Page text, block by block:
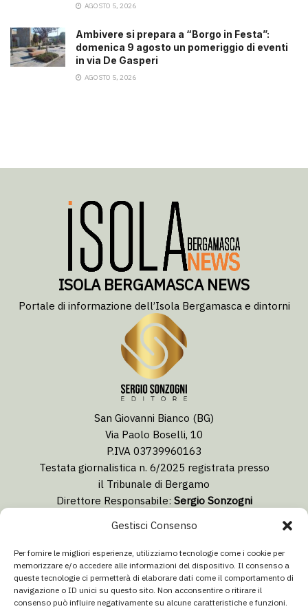
Gestisci Consenso
Per fornire le migliori esperienze, utilizziamo tecnologie come i cookie per
memorizzare e/o accedere alle informazioni del dispositivo. Il consenso a
queste tecnologie ci permetterà di elaborare dati come il comportamento di
navigazione o ID unici su questo sito. Non acconsentire o ritirare il
consenso può influire negativamente su alcune caratteristiche e funzioni.
AGOSTO 5, 2026
Ambivere si prepara a “Borgo in Festa”:
domenica 9 agosto un pomeriggio di eventi
in via De Gasperi
AGOSTO 5, 2026
ISOLA BERGAMASCA NEWS
Portale di informazione dell’Isola Bergamasca e dintorni
San Giovanni Bianco (BG)
Via Paolo Boselli, 10
P.IVA 03739960163
Testata giornalistica n. 6/2025 registrata presso
il Tribunale di Bergamo
Direttore Responsabile: Sergio Sonzogni
redazione@isolabergamascanews.it